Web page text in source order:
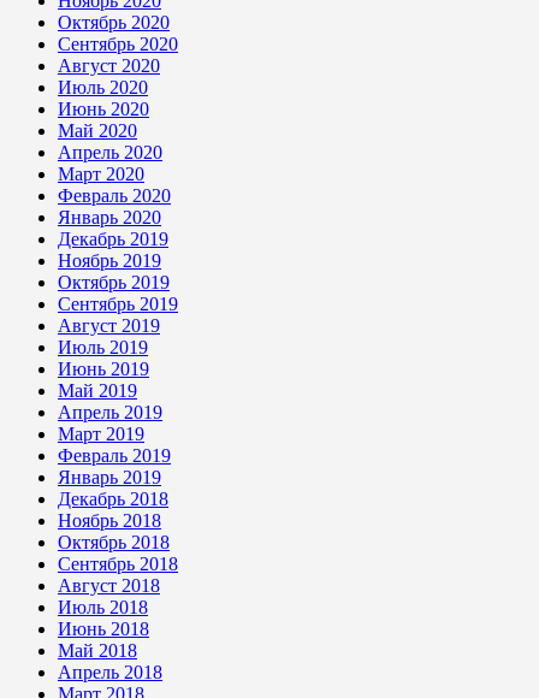
Октябрь 2020
Сентябрь 2020
Август 2020
Июль 2020
Июнь 2020
Май 2020
Апрель 2020
Март 2020
Февраль 2020
Январь 2020
Декабрь 2019
Ноябрь 2019
Октябрь 2019
Сентябрь 2019
Август 2019
Июль 2019
Июнь 2019
Май 2019
Апрель 2019
Март 2019
Февраль 2019
Январь 2019
Декабрь 2018
Ноябрь 2018
Октябрь 2018
Сентябрь 2018
Август 2018
Июль 2018
Июнь 2018
Май 2018
Апрель 2018
Март 2018